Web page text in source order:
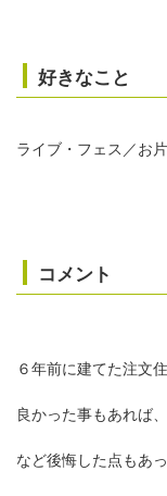
好きなこと
ライブ・フェス／お
コメント
６年前に建てた注文
良かった事もあれば
など後悔した点もあ